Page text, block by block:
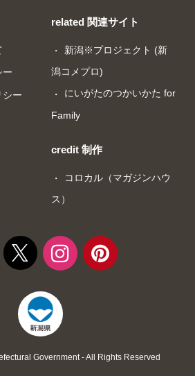
ー
シー
related 関連サイト
新潟※プロジェクト (新
潟コメプロ)
にいがたのつかいかた for
Family
credit 制作
コロカル（マガジンハウ
ス）
Government - All Rights Reserved